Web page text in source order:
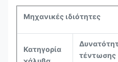
Μηχανικές ιδιότητες
Κατηγορία
τέντωσης